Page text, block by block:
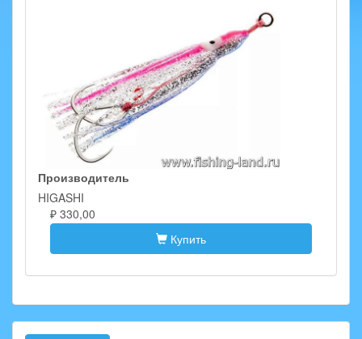
Производитель
HIGASHI
₽ 330,00
Купить